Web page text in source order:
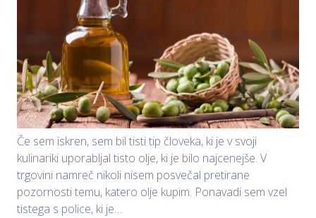
Če sem iskren, sem bil tisti tip človeka, ki je v svoji
kulinariki uporabljal tisto olje, ki je bilo najcenejše. V
trgovini namreč nikoli nisem posvečal pretirane
pozornosti temu, katero olje kupim. Ponavadi sem vzel
tistega s police, ki je…